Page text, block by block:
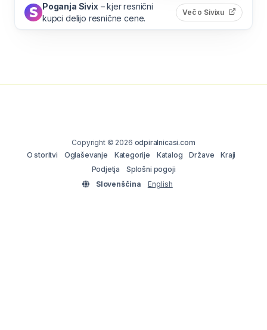
Poganja Sivix – kjer resnični
kupci delijo resnične cene.
Več o Sivixu (odpre
Copyright © 2026 odpiralnicasi.com
O storitvi
Oglaševanje Kategorije Katalog Države
Kraji
Podjetja
Splošni pogoji
Slovenščina
English